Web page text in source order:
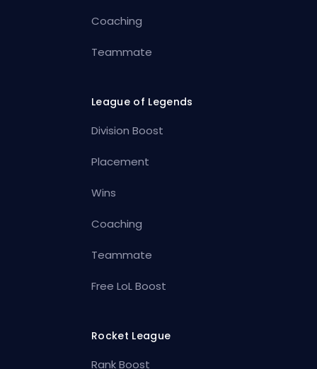
Coaching
Teammate
League of Legends
Division Boost
Placement
Wins
Coaching
Teammate
Free LoL Boost
Rocket League
Rank Boost